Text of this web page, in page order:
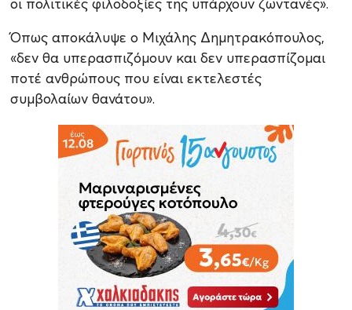
οι πολιτικές φιλοδοξίες της υπάρχουν ζωντανές».
Όπως αποκάλυψε ο Μιχάλης Δημητρακόπουλος,
«δεν θα υπερασπιζόμουν και δεν υπερασπίζομαι
ποτέ ανθρώπους που είναι εκτελεστές
συμβολαίων θανάτου».